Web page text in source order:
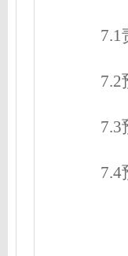
7.1
7.2
7.3
7.4